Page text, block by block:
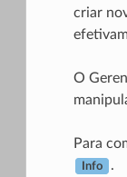
criar
O
Para
Info .